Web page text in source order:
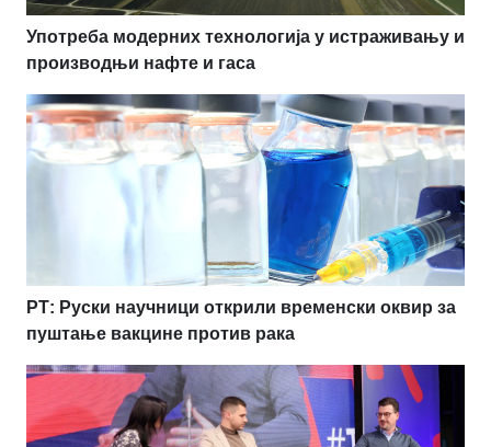
Употреба модерних технологија у истраживању и
производњи нафте и гаса
РТ: Руски научници открили временски оквир за
пуштање вакцине против рака